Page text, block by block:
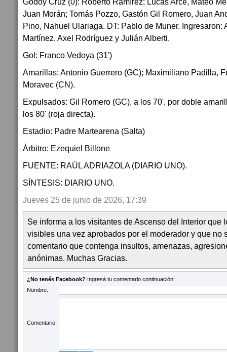
Juan Morán; Tomás Pozzo, Gastón Gil Romero, Juan
Pino, Nahuel Ulariaga. DT: Pablo de Muner. Ingresaron:
Martínez, Axel Rodríguez y Julián Alberti.
Gol: Franco Vedoya (31')
Amarillas: Antonio Guerrero (GC); Maximiliano Padilla,
Moravec (CN).
Expulsados: Gil Romero (GC), a los 70', por doble
los 80' (roja directa).
Estadio: Padre Martearena (Salta)
Árbitro: Ezequiel Billone
FUENTE: RAÚL ADRIAZOLA (DIARIO UNO).
SÍNTESIS: DIARIO UNO.
Jueves 25 de junio de 2026, 17:39
Se informa a los visitantes de Ascenso del Interior que
visibles una vez aprobados por el moderador y que no
comentario que contenga insultos, amenazas,
anónimas. Muchas Gracias.
¿No tenés Facebook? Ingresá tu comentario continuación:
Nombre:
Comentario: